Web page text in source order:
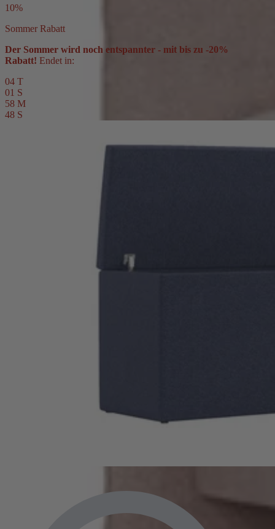
10%
Sommer Rabatt
Der Sommer wird noch entspannter - mit bis zu -20%
Rabatt! Endet in:
04 T
01 S
58 M
46 S